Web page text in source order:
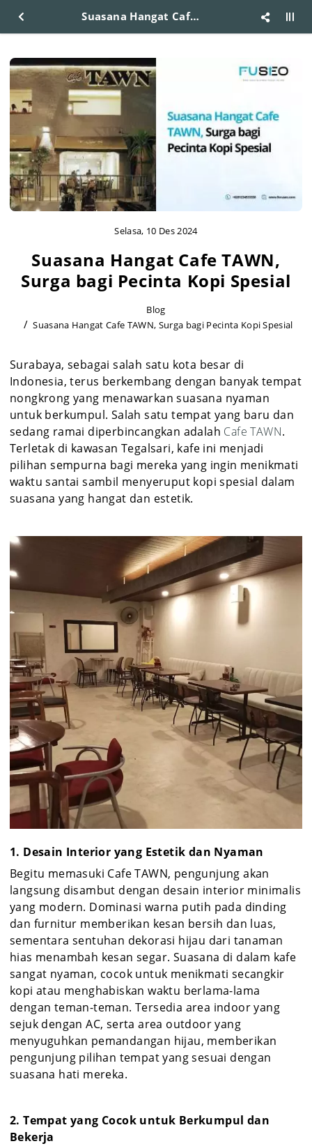
Suasana Hangat Cafe TAWN, Surga bagi Pecinta Kopi Spesial
Selasa, 10 Des 2024
Suasana Hangat Cafe TAWN,
Surga bagi Pecinta Kopi Spesial
Blog
Suasana Hangat Cafe TAWN, Surga bagi Pecinta Kopi Spesial
Surabaya, sebagai salah satu kota besar di
Indonesia, terus berkembang dengan banyak tempat
nongkrong yang menawarkan suasana nyaman
untuk berkumpul. Salah satu tempat yang baru dan
sedang ramai diperbincangkan adalah Cafe TAWN.
Terletak di kawasan Tegalsari, kafe ini menjadi
pilihan sempurna bagi mereka yang ingin menikmati
waktu santai sambil menyeruput kopi spesial dalam
suasana yang hangat dan estetik.
1. Desain Interior yang Estetik dan Nyaman
Begitu memasuki Cafe TAWN, pengunjung akan
langsung disambut dengan desain interior minimalis
yang modern. Dominasi warna putih pada dinding
dan furnitur memberikan kesan bersih dan luas,
sementara sentuhan dekorasi hijau dari tanaman
hias menambah kesan segar. Suasana di dalam kafe
sangat nyaman, cocok untuk menikmati secangkir
kopi atau menghabiskan waktu berlama-lama
dengan teman-teman. Tersedia area indoor yang
sejuk dengan AC, serta area outdoor yang
menyuguhkan pemandangan hijau, memberikan
pengunjung pilihan tempat yang sesuai dengan
suasana hati mereka.
2. Tempat yang Cocok untuk Berkumpul dan
Bekerja